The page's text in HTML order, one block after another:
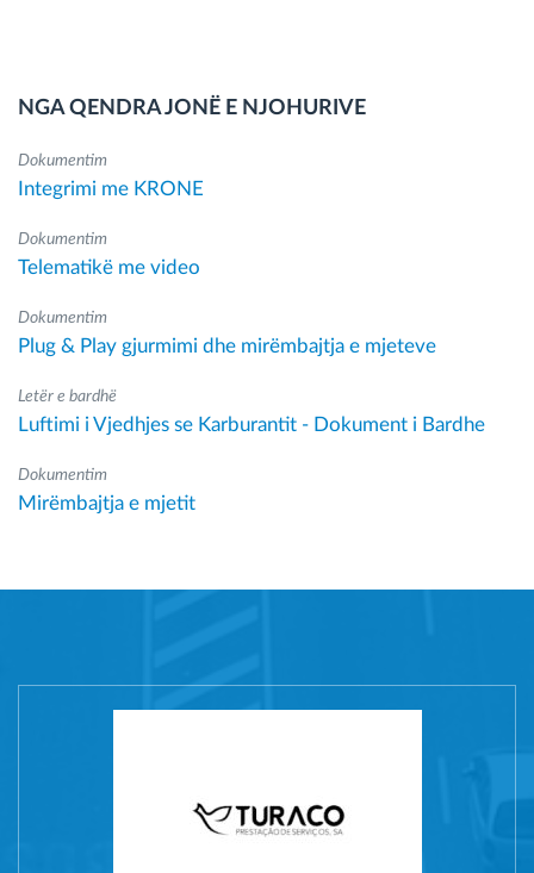
NGA QENDRA JONË E NJOHURIVE
Dokumentim
Integrimi me KRONE
Dokumentim
Telematikë me video
Dokumentim
Plug & Play gjurmimi dhe mirëmbajtja e mjeteve
Letër e bardhë
Luftimi i Vjedhjes se Karburantit - Dokument i Bardhe
Dokumentim
Mirëmbajtja e mjetit